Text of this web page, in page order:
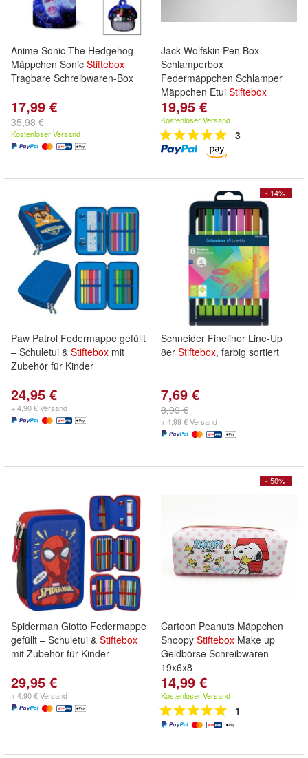
Anime Sonic The Hedgehog
Mäppchen Sonic Stiftebox
Tragbare Schreibwaren-Box
17,99 €
35,98 €
Kostenloser Versand
Jack Wolfskin Pen Box
Schlamperbox
Federmäppchen Schlamper
Mäppchen Etui Stiftebox
19,95 €
Kostenloser Versand
3
Paw Patrol Federmappe gefüllt
– Schuletui & Stiftebox mit
Zubehör für Kinder
24,95 €
+ 4,90 € Versand
- 14%
Schneider Fineliner Line-Up
8er Stiftebox, farbig sortiert
7,69 €
8,99 €
+ 4,99 € Versand
Spiderman Giotto Federmappe
gefüllt – Schuletui & Stiftebox
mit Zubehör für Kinder
29,95 €
+ 4,90 € Versand
- 50%
Cartoon Peanuts Mäppchen
Snoopy Stiftebox Make up
Geldbörse Schreibwaren
19x6x8
14,99 €
Kostenloser Versand
1